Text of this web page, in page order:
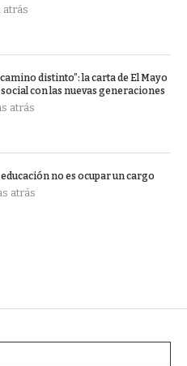
atrás
distinto”: la carta de El Mayo
social con las nuevas generaciones
atrás
no es ocupar un cargo
atrás